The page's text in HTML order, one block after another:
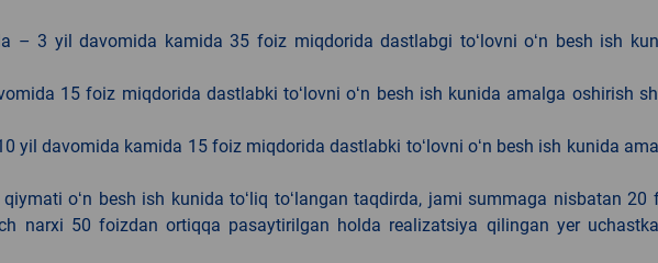
– 3 yil davomida kamida 35 foiz miqdorida dastlabgi toʻlovni oʻn besh ish
15 foiz miqdorida dastlabki toʻlovni oʻn besh ish kunida amalga oshirish
yil davomida kamida 15 foiz miqdorida dastlabki toʻlovni oʻn besh ish kunida
oʻn besh ish kunida toʻliq toʻlangan taqdirda, jami summaga nisbatan 20
narxi 50 foizdan ortiqqa pasaytirilgan holda realizatsiya qilingan yer